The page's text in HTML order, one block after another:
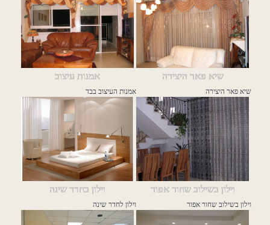
שיא פאר היצירה
שיא פאר היצירה
אמנות עיצוב
אמנות העיצוב בבד
וילון בשילוב שחור אפור
וילון בשילוב שחור אפור
וילון בחדר שינה
וילון לחדר שינה